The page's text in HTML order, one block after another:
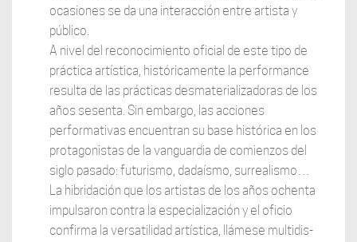
ocasiones se da una interacción entre artista y
público.
A nivel del reconocimiento oficial de este tipo de
práctica artística, históricamente la performance
resulta de las prácticas desmaterializadoras de los
años sesenta. Sin embargo, las acciones
performativas encuentran su base histórica en los
protagonistas de la vanguardia de comienzos del
siglo pasado: futurismo, dadaísmo, surrealismo…
La hibridación que los artistas de los años ochenta
impulsaron contra la especialización y el oficio
confirma la versatilidad artística, llámese multidis-